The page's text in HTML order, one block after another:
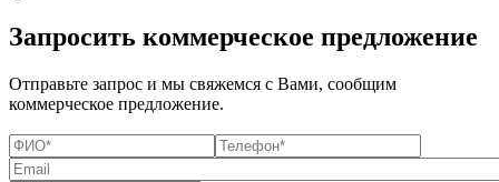
Запросить коммерческое предложение
Отправьте запрос и мы свяжемся с Вами, сообщим
коммерческое предложение.